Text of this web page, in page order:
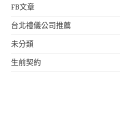
FB文章
台北禮儀公司推薦
未分類
生前契約